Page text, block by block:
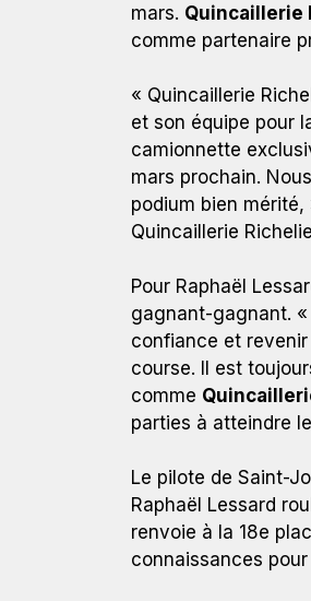
mars. Quincaillerie
comme partenaire
« Quincaillerie
et son équipe pour
camionnette
mars prochain.
podium bien
Quincaillerie
Pour Raphaël
gagnant-gagnant.
confiance et
course. Il est
comme
parties à atteindre
Le pilote de Saint-
Raphaël Lessard
renvoie à la 18e
connaissances